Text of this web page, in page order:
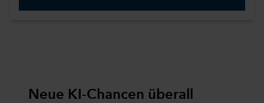
Neue KI-Chancen überall